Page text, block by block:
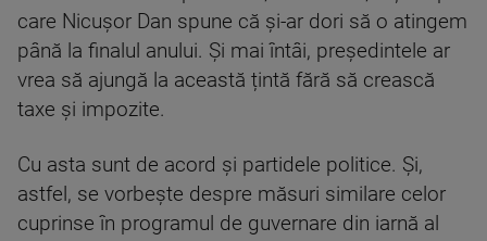
care Nicușor Dan spune că și-ar dori să o atingem
până la finalul anului. Și mai întâi, președintele ar
vrea să ajungă la această țintă fără să crească
taxe și impozite.
Cu asta sunt de acord și partidele politice. Și,
astfel, se vorbește despre măsuri similare celor
cuprinse în programul de guvernare din iarnă al